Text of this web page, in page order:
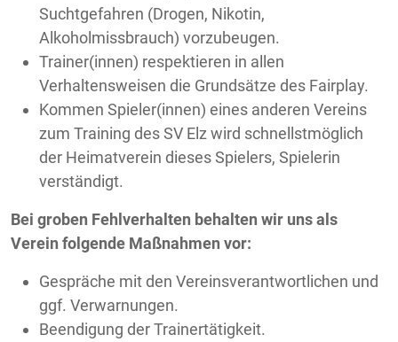
Suchtgefahren (Drogen, Nikotin,
Alkoholmissbrauch) vorzubeugen.
Trainer(innen) respektieren in allen
Verhaltensweisen die Grundsätze des Fairplay.
Kommen Spieler(innen) eines anderen Vereins
zum Training des SV Elz wird schnellstmöglich
der Heimatverein dieses Spielers, Spielerin
verständigt.
Bei groben Fehlverhalten behalten wir uns als
Verein folgende Maßnahmen vor:
Gespräche mit den Vereinsverantwortlichen und
ggf. Verwarnungen.
Beendigung der Trainertätigkeit.